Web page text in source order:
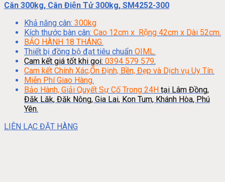
Cân 300kg, Cân Điện Tử 300kg, SM4252-300
Khả năng cân: 300kg
Kích thước bàn cân: Cao 12cm x Rộng 42cm x Dài 52cm.
BẢO HÀNH 18 THÁNG.
Thiết bị đồng bộ đạt tiêu chuẩn OIML.
Cam kết giá tốt khi gọi: 0394 579 579.
Cam kết Chính Xác,Ổn Định, Bền, Đẹp và Dịch vụ Uy Tín.
Miễn Phí Giao Hàng.
Bảo Hành, Giải Quyết Sự Cố Trong 24H tại Lâm Đồng,
Đăk Lăk, Đăk Nông, Gia Lai, Kon Tum, Khánh Hòa, Phú
Yên.
LIÊN LẠC ĐẶT HÀNG